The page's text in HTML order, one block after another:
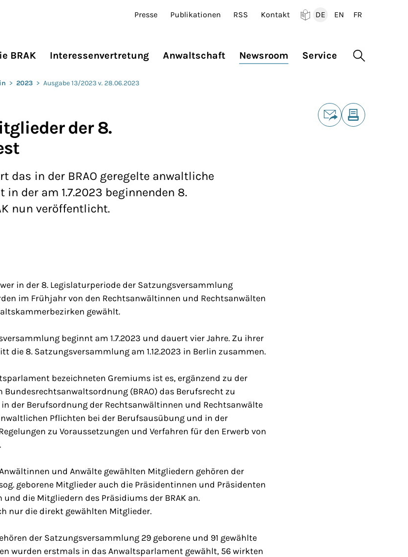
Presse Publikationen RSS Kontakt
DE
EN
FR
BRAK Interessenvertretung Anwaltschaft Newsroom Service Suche
> 2023 > Ausgabe 13/2023 v. 28.06.2023
der 8.
in der BRAO geregelte anwaltliche
der am 1.7.2023 beginnenden 8.
nun veröffentlicht.
in der 8. Legislaturperiode der Satzungsversammlung
im Frühjahr von den Rechtsanwältinnen und Rechtsanwälten
gewählt.
beginnt am 1.7.2023 und dauert vier Jahre. Zu ihrer
die 8. Satzungsversammlung am 1.12.2023 in Berlin zusammen.
bezeichneten Gremiums ist es, ergänzend zu der
Bundesrechtsanwaltsordnung (BRAO) das Berufsrecht zu
der Berufsordnung der Rechtsanwältinnen und Rechtsanwälte
Pflichten bei der Berufsausübung und in der
zu Voraussetzungen und Verfahren für den Erwerb von
und Anwälte gewählten Mitgliedern gehören der
geborene Mitglieder auch die Präsidentinnen und Präsidenten
die Mitgliedern des Präsidiums der BRAK an.
nur die direkt gewählten Mitglieder.
der Satzungsversammlung 29 geborene und 91 gewählte
wurden erstmals in das Anwaltsparlament gewählt, 56 wirkten